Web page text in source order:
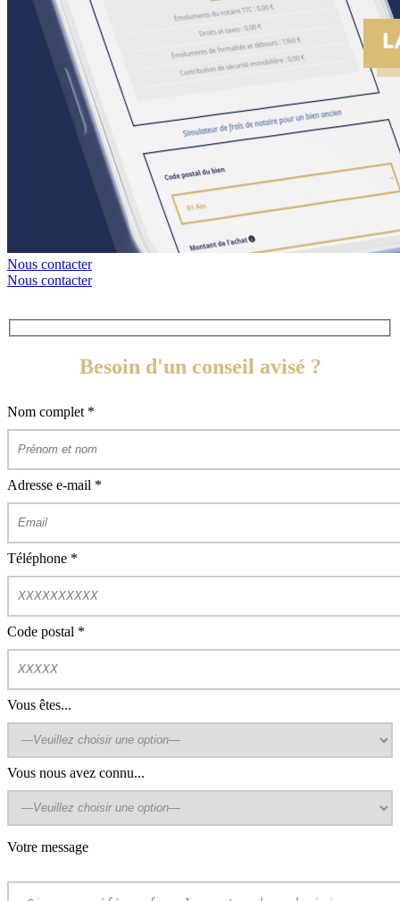
Nous contacter
Nous contacter
Besoin d'un conseil avisé ?
Nom complet *
Adresse e-mail *
Téléphone *
Code postal *
Vous êtes...
Vous nous avez connu...
Votre message